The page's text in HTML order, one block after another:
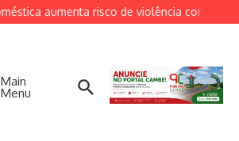
aumenta risco de violência contra
Main
Menu